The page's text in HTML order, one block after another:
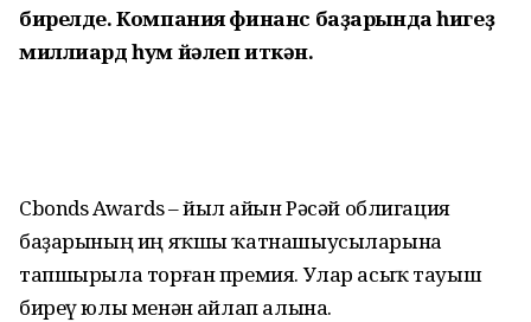
бирелде. Компания финанс баҙарында һигеҙ
миллиард һум йәлеп иткән.
Cbonds Awards – йыл һайын Рәсәй облигация
баҙарының иң яҡшы ҡатнашыусыларына
тапшырыла торған премия. Улар асыҡ тауыш
биреү юлы менән һайлап алына.